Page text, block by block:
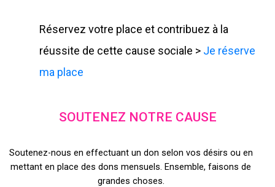
Réservez votre place et contribuez à la
réussite de cette cause sociale > Je réserve
ma place
SOUTENEZ NOTRE CAUSE
Soutenez-nous en effectuant un don selon vos désirs ou en
mettant en place des dons mensuels. Ensemble, faisons de
grandes choses.